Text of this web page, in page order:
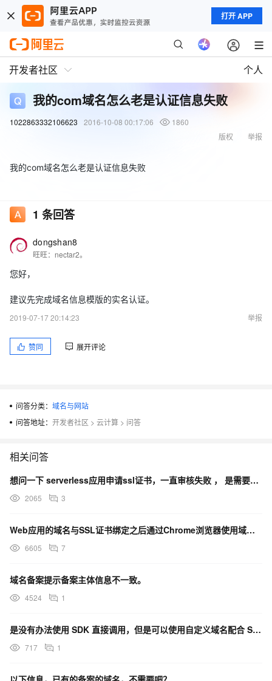
打开 APP
开发者社区 个人
我的com域名怎么老是认证信息失败
1022863332106623 2016-10-08 00:17:06
1860
举报
版权
我的com域名怎么老是认证信息失败
1 条回答
dongshan8
旺旺：nectar2。
您好，
建议先完成域名信息模版的实名认证。
2019-07-17 20:14:23
举报
赞同 展开评论
问答分类： 域名与网站
问答地址： 开发者社区 > 云计算 > 问答
相关问答
想问一下 serverless应用申请ssl证书，一直审核失败 ， 是需要自己购买域名绑定吗？ 如果
2065 3
Web应用的域名与SSL证书绑定之后通过Chrome浏览器使用域名访问网站失败
6605 7
域名备案提示备案主体信息不一致。
4524 1
是没有办法使用 SDK 直接调用，但是可以使用自定义域名配合 SDK 签名算法认证和调用对吗？Sdk
717 1